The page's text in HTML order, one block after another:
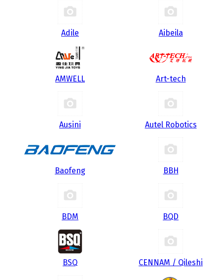
Adile Aibeila
AMWELL Art-tech
Ausini Autel Robotics
Baofeng BBH
BDM BQD
BSQ CENNAM / Qileshi